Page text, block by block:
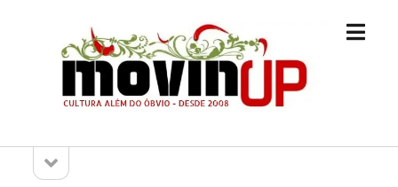
M.O.V.I.N
[UP]
open
Sidebarsidebar